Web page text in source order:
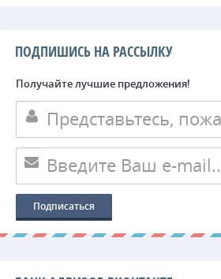
ПОДПИШИСЬ НА РАССЫЛКУ
Получайте лучшие предложения!